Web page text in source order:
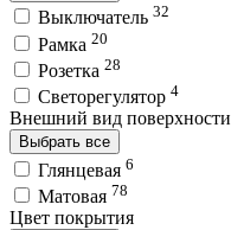
Выключатель 32
Рамка 20
Розетка 28
Светорегулятор 4
Внешний вид поверхности
Выбрать все
Глянцевая 6
Матовая 78
Цвет покрытия